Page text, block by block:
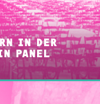
IN DER
PANEL